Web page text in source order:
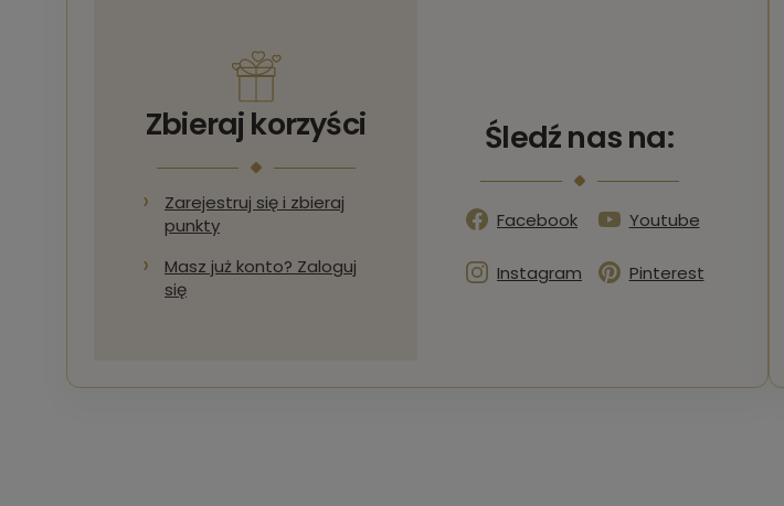
Zbieraj korzyści
Zarejestruj się i zbieraj
punkty
Masz już konto? Zaloguj
się
Śledź nas na:
Facebook Youtube
Instagram Pinterest